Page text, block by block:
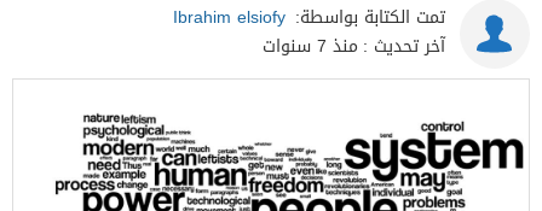
تمت الكتابة بواسطة: Ibrahim elsiofy
آخر تحديث : منذ 7 سنوات